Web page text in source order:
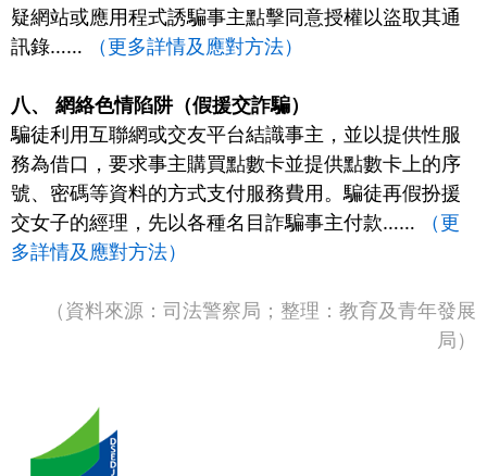
疑網站或應用程式誘騙事主點擊同意授權以盜取其通
訊錄……
（更多詳情及應對方法）
八、
網絡色情陷阱（假援交詐騙）
騙徒利用互聯網或交友平台結識事主，並以提供性服
務為借口，要求事主購買點數卡並提供點數卡上的序
號、密碼等資料的方式支付服務費用。騙徒再假扮援
交女子的經理，先以各種名目詐騙事主付款……
（更
多詳情及應對方法）
（資料來源：司法警察局；整理：教育及青年發展
局）